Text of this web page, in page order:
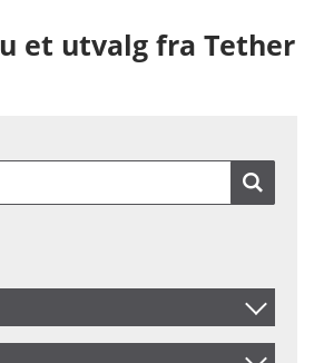
et utvalg fra Tether
Artikelkod